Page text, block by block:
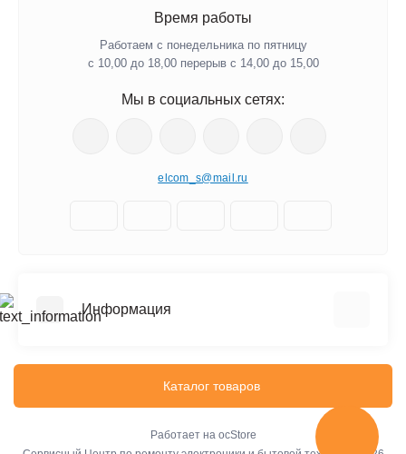
Время работы
Работаем с понедельника по пятницу
с 10,00 до 18,00 перерыв с 14,00 до 15,00
Мы в социальных сетях:
elcom_s@mail.ru
Информация
О компании
Каталог товаров
Работает на ocStore